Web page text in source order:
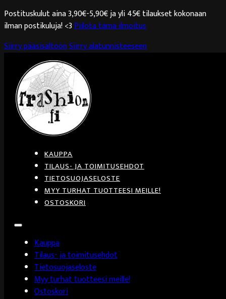
Postituskulut aina 3,90€-5,90€ ja yli 45€ tilaukset kokonaan
ilman postikuluja! <3Piilota tämä ilmoitus
Siirry pääsisältöönSiirry alatunnisteeseen
KAUPPA
TILAUS- JA TOIMITUSEHDOT
TIETOSUOJASELOSTE
MYY TURHAT TUOTTEESI MEILLE!
OSTOSKORI
Kauppa
Tilaus- ja toimitusehdot
Tietosuojaseloste
Myy turhat tuotteesi meille!
Ostoskori